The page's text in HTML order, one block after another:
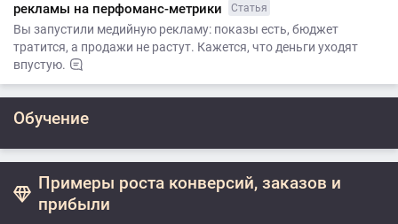
рекламы на перфоманс-метрики
Статья
Вы запустили медийную рекламу: показы есть, бюджет
тратится, а продажи не растут. Кажется, что деньги уходят
впустую.
Обучение
Примеры роста конверсий, заказов и
прибыли